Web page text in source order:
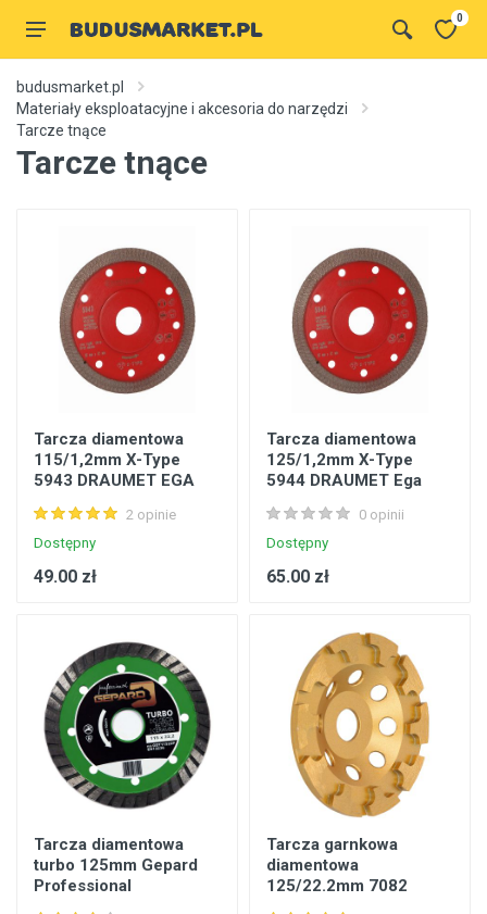
0
budusmarket.pl
Materiały eksploatacyjne i akcesoria do narzędzi
Tarcze tnące
Tarcze tnące
Tarcza diamentowa
115/1,2mm X-Type
5943 DRAUMET EGA
2 opinie
Dostępny
49.00 zł
Tarcza diamentowa
125/1,2mm X-Type
5944 DRAUMET Ega
0 opinii
Dostępny
65.00 zł
Tarcza diamentowa
turbo 125mm Gepard
Professional
Tarcza garnkowa
diamentowa
125/22.2mm 7082